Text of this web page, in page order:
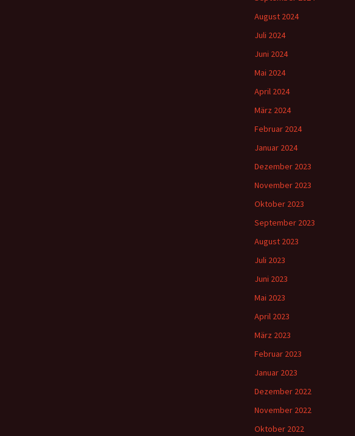
August 2024
Juli 2024
Juni 2024
Mai 2024
April 2024
März 2024
Februar 2024
Januar 2024
Dezember 2023
November 2023
Oktober 2023
September 2023
August 2023
Juli 2023
Juni 2023
Mai 2023
April 2023
März 2023
Februar 2023
Januar 2023
Dezember 2022
November 2022
Oktober 2022